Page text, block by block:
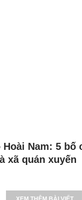
Hoài Nam: 5 bố
xã quán xuyến